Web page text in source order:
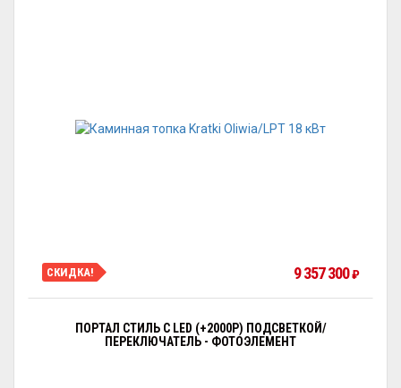
СКИДКА! 9 357 300₽
ПОРТАЛ СТИЛЬ С LED (+2000Р) ПОДСВЕТКОЙ/
ПЕРЕКЛЮЧАТЕЛЬ - ФОТОЭЛЕМЕНТ